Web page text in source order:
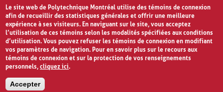
Le site web de Polytechnique Montréal utilise des témoins de connexion
afin de recueillir des statistiques générales et offrir une meilleure
expérience à ses visiteurs. En naviguant sur le site, vous acceptez
l’utilisation de ces témoins selon les modalités spécifiées aux conditions
d’utilisation. Vous pouvez refuser les témoins de connexion en modifiant
vos paramètres de navigation. Pour en savoir plus sur le recours aux
témoins de connexion et sur la protection de vos renseignements
personnels,cliquez ici.
Accepter